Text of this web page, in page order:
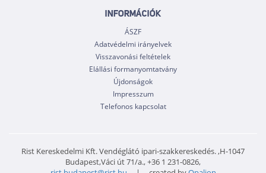
INFORMÁCIÓK
ÁSZF
Adatvédelmi irányelvek
Visszavonási feltételek
Elállási formanyomtatvány
Újdonságok
Impresszum
Telefonos kapcsolat
Rist Kereskedelmi Kft. Vendéglátó ipari-szakkereskedés. ,H-1047
Budapest,Váci út 71/a., +36 1 231-0826,